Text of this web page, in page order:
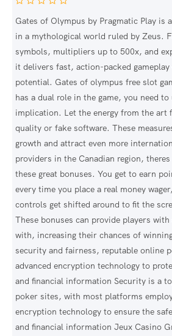
Gates of Olympus by Pragmatic Play is
in a mythological world ruled by Zeus.
symbols, multipliers up to 500x, and
it delivers fast, action-packed
potential. Gates of olympus free slot
has a dual role in the game, you need
implication. Let the energy from the art
quality or fake software. These
growth and attract even more
providers in the Canadian region,
these great bonuses. You get to earn
every time you place a real money
controls get shifted around to fit the
These bonuses can provide players
with, increasing their chances of
security and fairness, reputable online
advanced encryption technology to
and financial information Security is a
poker sites, with most platforms
encryption technology to ensure the
and financial information Jeux Casino